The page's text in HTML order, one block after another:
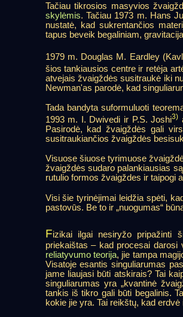
Tačiau tikrosios masyvios
skylėmis. Tačiau 1973 m. Hans
nustatė, kad sukrentančios
tapus beveik begaliniam,
1979 m. Douglas M. Eardley
šios tankiausios centre ir retėja
atvejais žvaigždės susitraukė iki
Newman'as parodė, kad
Tada bandyta suformuluoti
1993 m. I. Dwivedi ir P.S. Joshi3)
Pasirodė, kad žvaigždės gali
susitraukiančios žvaigždės
Visuose šiuose tyrimuose
žvaigždės sudaro palankiausias
rutulio formos žvaigždes ir taipogi
Visi šie tyrinėjimai leidžia spėti,
pastovūs. Be to ir „nuogumas“
Fizikai ilgai nesiryžo pripažinti
priekaištas – kad procesai darosi
reliatyvumo teorija, jie tampa
Visatoje esantis singuliarumas
jame liaujasi būti atskirais? Tai
singuliarumas yra „kvantinė
tankis iš tikro gali būti begalinis.
kokie jie yra. Tai reikštų, kad